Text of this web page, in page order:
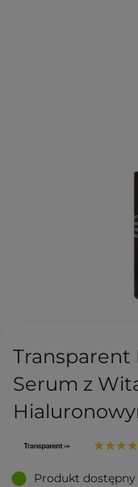
Transparent
Serum z
Produkt dostępny